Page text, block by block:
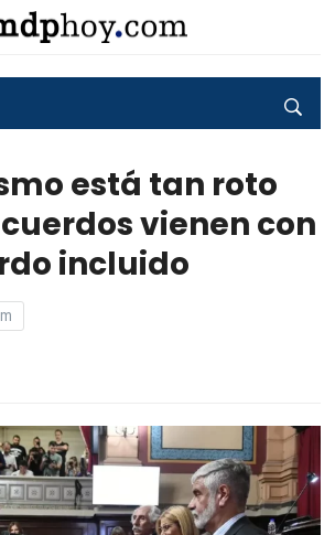
está tan roto
vienen con
incluido